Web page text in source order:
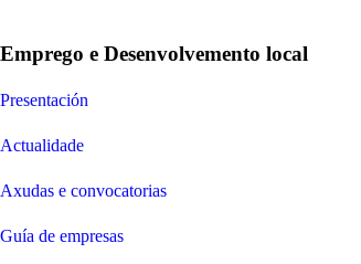
Emprego e Desenvolvemento local
Presentación
Actualidade
Axudas e convocatorias
Guía de empresas